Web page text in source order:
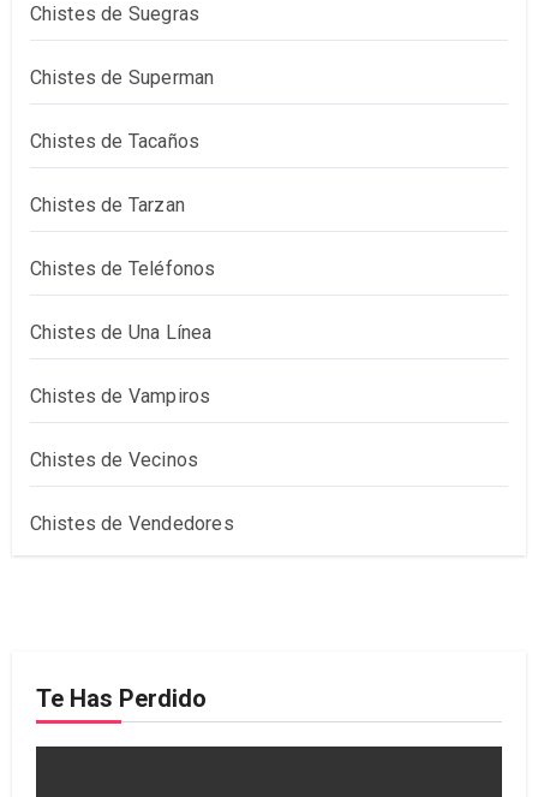
Chistes de Suegras
Chistes de Superman
Chistes de Tacaños
Chistes de Tarzan
Chistes de Teléfonos
Chistes de Una Línea
Chistes de Vampiros
Chistes de Vecinos
Chistes de Vendedores
Te Has Perdido